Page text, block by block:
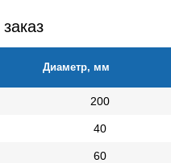
Диаметр, мм
200
40
60